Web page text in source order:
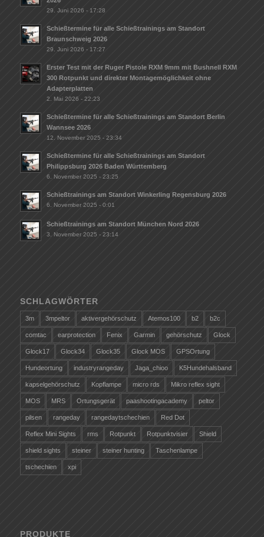
29. Juni 2026 - 17:28
Schießtermine für alle Schießtrainings am Standort
Braunschweig 2026
29. Juni 2026 - 17:27
Erster Test mit der Ruger Pistole RXM 9mm mit Bushnell RXM
300 Rotpunkt und direkter Montagemöglichkeit ohne
Adapterplatten
2. Mai 2026 - 22:23
Schießtermine für alle Schießtrainings am Standort Berlin
Wannsee 2026
12. November 2025 - 23:34
Schießtermine für alle Schießtrainings am Standort
Philippsburg 2026 Baden Württemberg
6. November 2025 - 23:25
Schießtrainings am Standort Winkerling Regensburg 2026
6. November 2025 - 0:01
Schießtrainings am Standort München Nord 2026
3. November 2025 - 23:14
SCHLAGWÖRTER
3m 3mpeltor aktivergehörschutz Atemos100 b2 b2c
comtac earprotection Fenix Garmin gehörschutz Glock
Glock17 Glock34 Glock35 Glock MOS GPSOrtung
Hundeortung industryrangeday Jaga_chioo K5Hundehalsband
kapselgehörschutz Kopflampe micro rds Mikro reflex sight
MOS MRS Ortungsgerät paashootingacademy peltor
pilsen rangeday rangedaytschechien Red Dot
Reflex Mini Sights rms Rotpunkt Rotpunktvisier Shield
shield sights steiner steiner hunting Taschenlampe
tschechien xpi
PRODUKTE